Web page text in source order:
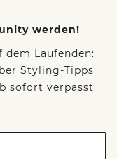
werden!
Laufenden:
Styling-Tipps
sofort verpasst